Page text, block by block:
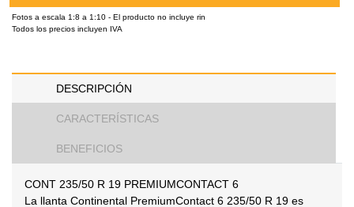
Fotos a escala 1:8 a 1:10 - El producto no incluye rin
Todos los precios incluyen IVA
DESCRIPCIÓN
CARACTERÍSTICAS
BENEFICIOS
CONT 235/50 R 19 PREMIUMCONTACT 6
La llanta Continental PremiumContact 6 235/50 R 19 es